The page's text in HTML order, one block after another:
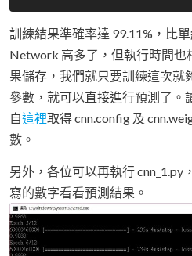
訓練結果準確率達 99.11%，比
Network 高多了，但執行時間也
果儲存，我們就只要訓練這次就
參數，就可以直接進行預測了。
自這裡取得 cnn.config 及
數。
另外，各位可以再執行 cnn_1.py
寫的數字看看預測結果。